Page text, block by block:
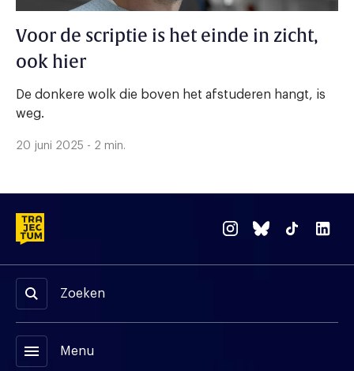
Voor de scriptie is het einde in zicht,
ook hier
De donkere wolk die boven het afstuderen hangt, is
weg.
20 juni 2025 - 2 min.
Zoeken
menu Menu